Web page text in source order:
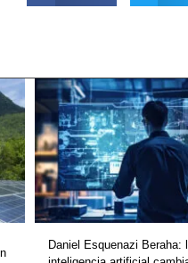
Daniel Esquenazi Beraha: